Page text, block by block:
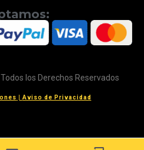
los Derechos Reservados
Aviso de Privacidad